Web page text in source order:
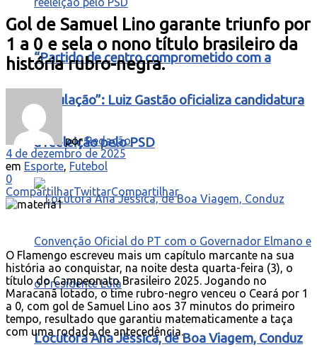
“Partido de centro comprometido com a
população”: Luiz Gastão oficializa candidatura
à reeleição pelo PSD
Locutora Ana Jéssica, de Boa Viagem, Conduz
Gol de Samuel Lino garante triunfo por
1 a 0 e sela o nono título brasileiro da
história rubro-negra.
por Redação
4 de dezembro de 2025
em Esporte, Futebol
0
CompartilharTwittarCompartilhar
O Flamengo escreveu mais um capítulo marcante na sua
história ao conquistar, na noite desta quarta-feira (3), o
título do Campeonato Brasileiro 2025. Jogando no
Maracanã lotado, o time rubro-negro venceu o Ceará por 1
a 0, com gol de Samuel Lino aos 37 minutos do primeiro
tempo, resultado que garantiu matematicamente a taça
com uma rodada de antecedência.